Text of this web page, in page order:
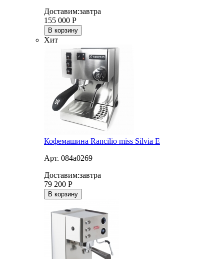
Доставим:завтра
155 000 Р
В корзину
Хит
Кофемашина Rancilio miss Silvia E
Арт. 084a0269
Доставим:завтра
79 200 Р
В корзину